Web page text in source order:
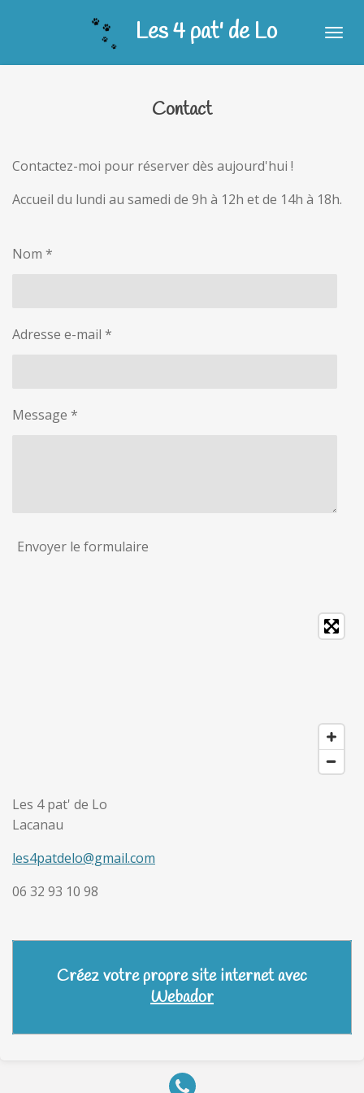
Les 4 pat' de Lo
Contact
Contactez-moi pour réserver dès aujourd'hui !
Accueil du lundi au samedi de 9h à 12h et de 14h à 18h.
Nom *
Adresse e-mail *
Message *
Envoyer le formulaire
Les 4 pat' de Lo
Lacanau
les4patdelo@gmail.com
06 32 93 10 98
Créez votre propre site internet avec
Webador